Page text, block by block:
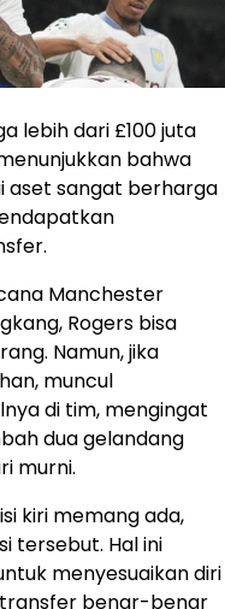
lebih dari £100 juta
bahwa
aset sangat berharga
Manchester
Rogers bisa
Namun, jika
muncul
di tim, mengingat
dua gelandang
murni.
kiri memang ada,
tersebut. Hal ini
menyesuaikan diri
benar-benar